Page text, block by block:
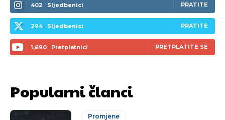
402 Sljedbenici PRATITE
294 Sljedbenici PRATITE
1,690 Pretplatnici PRETPLATITE SE
Popularni članci
Promjene